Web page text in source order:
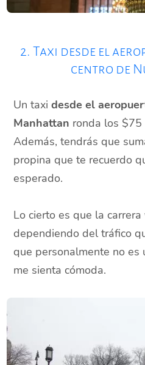
2. Taxi desde el
centro de
Un taxidesde el
Manhattan ronda los $75
Además, tendrás que
propina que te recuerdo
esperado.
Lo cierto es que la
dependiendo del tráfico
que personalmente no es
me sienta cómoda.